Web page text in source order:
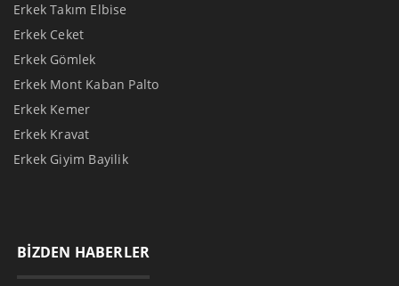
Erkek Takım Elbise
Erkek Ceket
Erkek Gömlek
Erkek Mont Kaban Palto
Erkek Kemer
Erkek Kravat
Erkek Giyim Bayilik
BİZDEN HABERLER